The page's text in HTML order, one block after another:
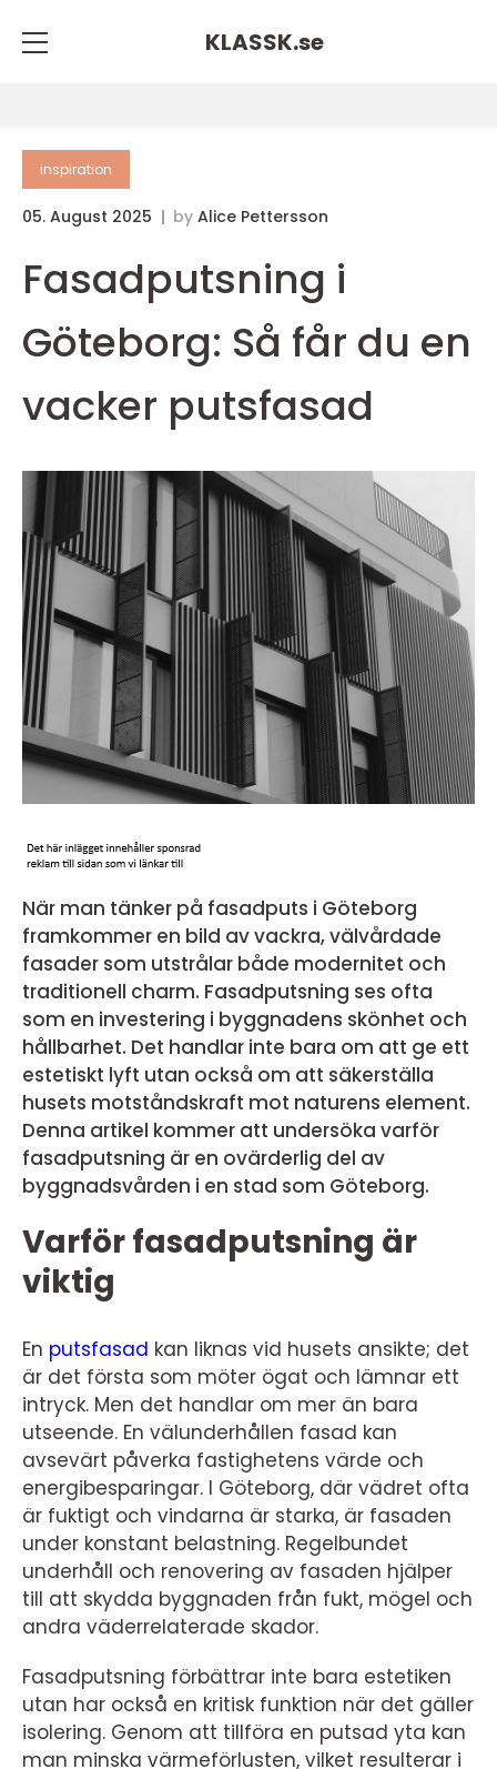
KLASSK.se
inspiration
05. August 2025 by Alice Pettersson
Fasadputsning i
Göteborg: Så får du en
vacker putsfasad
När man tänker på fasadputs i Göteborg
framkommer en bild av vackra, välvårdade
fasader som utstrålar både modernitet och
traditionell charm. Fasadputsning ses ofta
som en investering i byggnadens skönhet och
hållbarhet. Det handlar inte bara om att ge ett
estetiskt lyft utan också om att säkerställa
husets motståndskraft mot naturens element.
Denna artikel kommer att undersöka varför
fasadputsning är en ovärderlig del av
byggnadsvården i en stad som Göteborg.
Varför fasadputsning är
viktig
En putsfasad kan liknas vid husets ansikte; det
är det första som möter ögat och lämnar ett
intryck. Men det handlar om mer än bara
utseende. En välunderhållen fasad kan
avsevärt påverka fastighetens värde och
energibesparingar. I Göteborg, där vädret ofta
är fuktigt och vindarna är starka, är fasaden
under konstant belastning. Regelbundet
underhåll och renovering av fasaden hjälper
till att skydda byggnaden från fukt, mögel och
andra väderrelaterade skador.
Fasadputsning förbättrar inte bara estetiken
utan har också en kritisk funktion när det gäller
isolering. Genom att tillföra en putsad yta kan
man minska värmeförlusten, vilket resulterar i